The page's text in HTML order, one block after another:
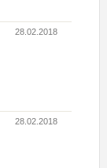
28.02.2018
28.02.2018